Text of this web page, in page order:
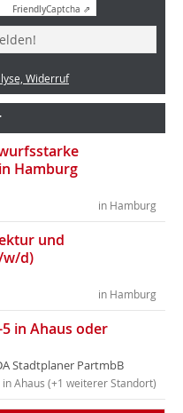
FriendlyCaptcha ⇗
Widerruf
Hamburg
in Hamburg
und
w/d)
in Hamburg
in Ahaus oder
Stadtplaner PartmbB
in Ahaus (+1 weiterer Standort)